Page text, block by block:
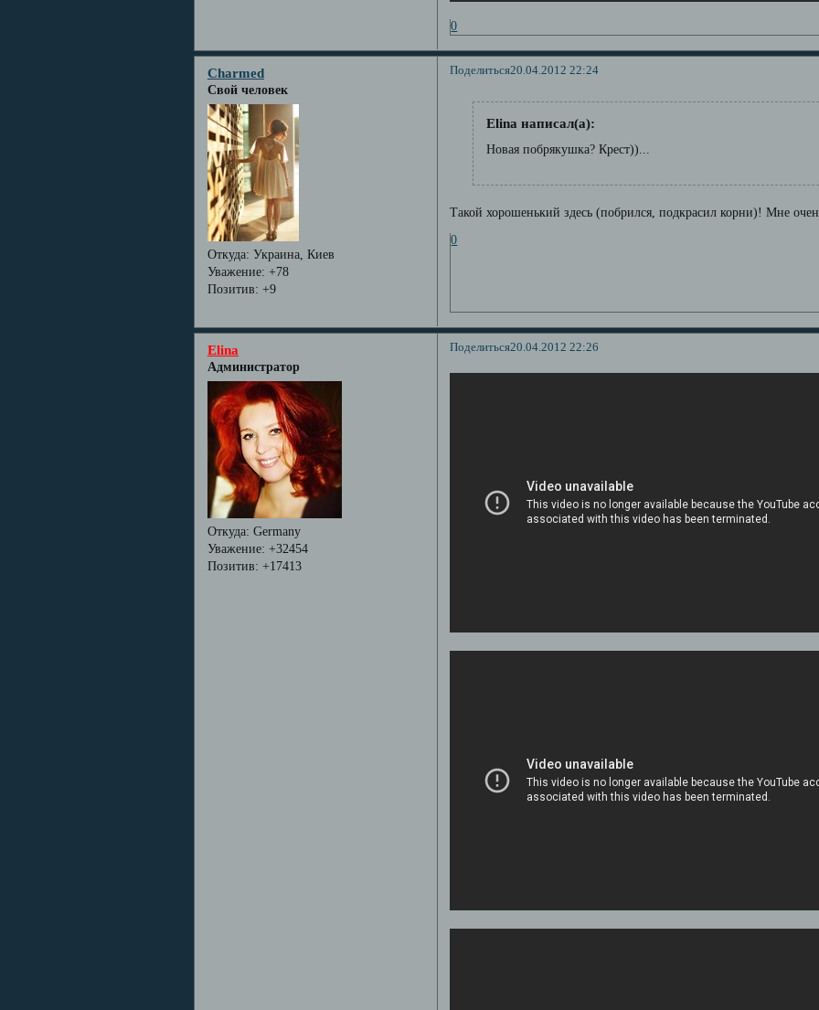
0
Поделиться20.04.2012 22:24
Charmed
Свой человек
Откуда: Украина, Киев
Уважение: +78
Позитив: +9
Elina написал(а):
Новая побрякушка? Крест))...
Такой хорошенький здесь (побрился, подкрасил корни)! Мне
0
Поделиться20.04.2012 22:26
Elina
Администратор
Откуда: Germany
Уважение: +32454
Позитив: +17413